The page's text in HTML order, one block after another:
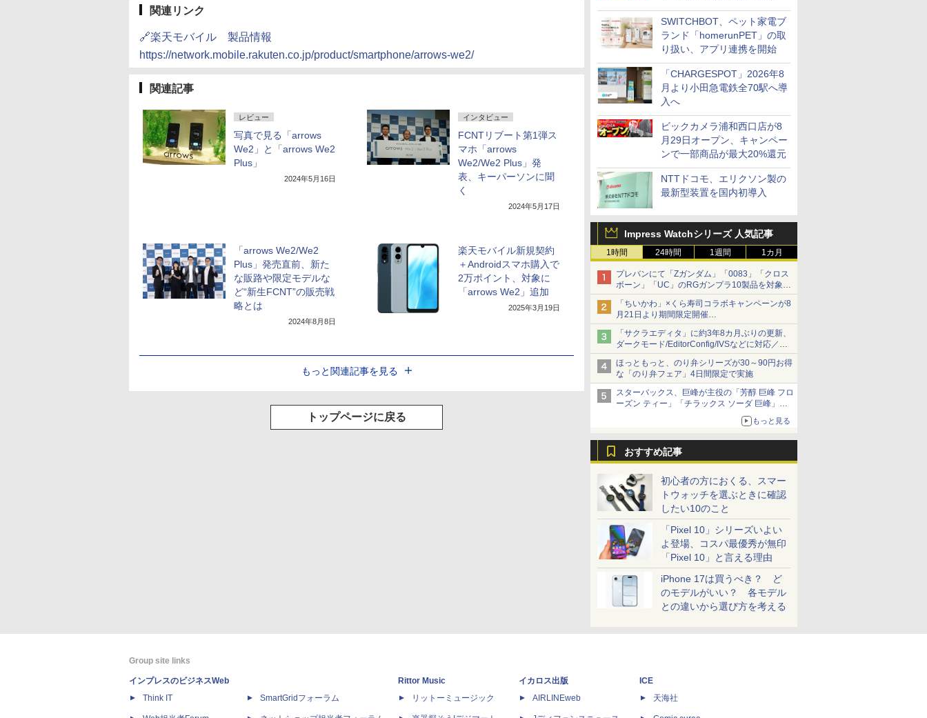
SWITCHBOT、ペット家電ブ
ランド「homerunPET」の取
り扱い、アプリ連携を開始
「CHARGESPOT」2026年8
月より小田急電鉄全70駅へ導
入へ
ビックカメラ浦和西口店が8
月29日オープン、キャンペー
ンで一部商品が最大20%還元
NTTドコモ、エリクソン製の
最新型装置を国内初導入
Impress Watchシリーズ 人気記事
1時間 24時間 1週間 1カ月
プレバンにて「Zガンダム」「0083」「クロス
ボーン」「UC」のRGガンプラ10製品を対象に
した抽選販売が8月10日11時より実施！
「ちいかわ」×くら寿司コラボキャンペーンが8
月21日より期間限定開催
オリジナルの湯呑みや寿司皿が景品に登場！
「サクラエディタ」に約3年8カ月ぶりの更新、
ダークモード/EditorConfig/IVSなどに対応／複
数の脆弱性に対処したセキュリティアップデー
ト
ほっともっと、のり弁シリーズが30～90円お得
な「のり弁フェア」4日間限定で実施
スターバックス、巨峰が主役の「芳醇 巨峰 フロ
ーズン ティー」「チラックス ソーダ 巨峰」発
もっと見る
おすすめ記事
初心者の方におくる、スマー
トウォッチを選ぶときに確認
したい10のこと
「Pixel 10」シリーズいよい
よ登場、コスパ最優秀が無印
「Pixel 10」と言える理由
iPhone 17は買うべき？ ど
のモデルがいい？ 各モデル
との違いから選び方を考える
関連リンク
🔗楽天モバイル 製品情報
https://network.mobile.rakuten.co.jp/product/smartphone/arrows-we2/
関連記事
レビュー
写真で見る「arrows
We2」と「arrows We2
Plus」
2024年5月16日
インタビュー
FCNTリブート第1弾ス
マホ「arrows
We2/We2 Plus」発
表、キーパーソンに聞
く
2024年5月17日
「arrows We2/We2
Plus」発売直前、新た
な販路や限定モデルな
ど“新生FCNT”の販売戦
略とは
2024年8月8日
楽天モバイル新規契約
＋Androidスマホ購入で
2万ポイント、対象に
「arrows We2」追加
2025年3月19日
もっと関連記事を見る
トップページに戻る
Group site links
インプレスのビジネスWeb
Think IT
SmartGridフォーラム
Rittor Music
リットーミュージック
イカロス出版
AIRLINEweb
ICE
天海社